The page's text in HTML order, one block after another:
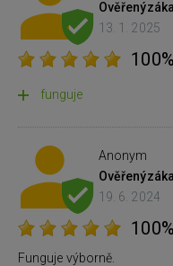
Ověřený
13. 1. 2025
100%
funguje
Anonym
Ověřený
19. 6. 2024
100%
Funguje výborně.